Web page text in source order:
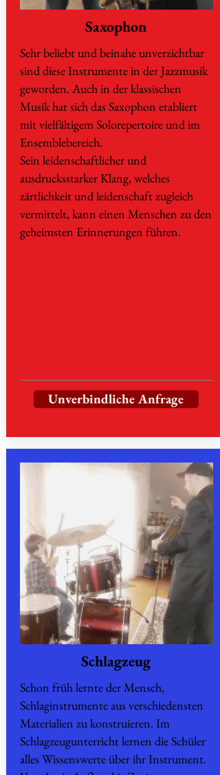
Saxophon
Sehr beliebt und beinahe unverzichtbar
sind diese Instrumente in der Jazzmusik
geworden. Auch in der klassischen
Musik hat sich das Saxophon etabliert
mit vielfältigem Solorepertoire und im
Ensemblebereich.
Sein leidenschaftlicher und
ausdrucksstarker Klang, welches
zärtlichkeit und leidenschaft zugleich
vermittelt, kann einen Menschen zu den
geheimsten Erinnerungen führen.
Unverbindliche Anfrage
Schlagzeug
Schon früh lernte der Mensch,
Schlaginstrumente aus verschiedensten
Materialien zu konstruieren. Im
Schlagzeugunterricht lernen die Schüler
alles Wissenswerte über ihr Instrument.